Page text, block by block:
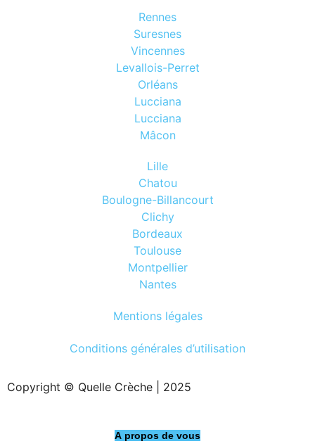
Rennes
Suresnes
Vincennes
Levallois-Perret
Orléans
Lucciana
Lucciana
Mâcon
Lille
Chatou
Boulogne-Billancourt
Clichy
Bordeaux
Toulouse
Montpellier
Nantes
Mentions légales
Conditions générales d’utilisation
Copyright © Quelle Crèche | 2025